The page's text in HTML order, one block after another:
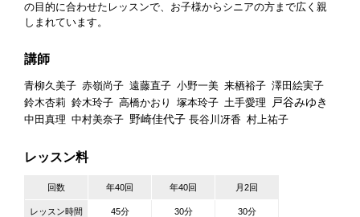
の目的に合わせたレッスンで、お子様からシニアの方まで広く親
しまれています。
講師
青柳久美子 赤嶺尚子 遠藤直子 小野一美 来栖裕子 澤田絵実子
鈴木杏莉 鈴木玲子 高橋かおり 塚本玲子 土手愛理 戸谷みゆき
中田真理 中村美奈子 野崎佳代子 長谷川冴香 村上祐子
レッスン料
回数 年40回 年40回 月2回
レッスン時間 45分 30分 30分